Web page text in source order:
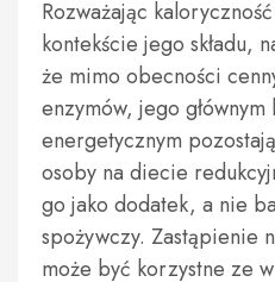
Rozważając
kontekście jego składu,
że mimo obecności
enzymów, jego
energetycznym
osoby na diecie
go jako dodatek, a nie
spożywczy. Zastąpienie
może być korzystne ze